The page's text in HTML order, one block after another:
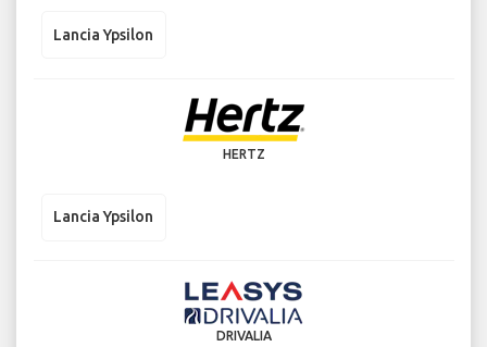
Lancia Ypsilon
HERTZ
Lancia Ypsilon
DRIVALIA